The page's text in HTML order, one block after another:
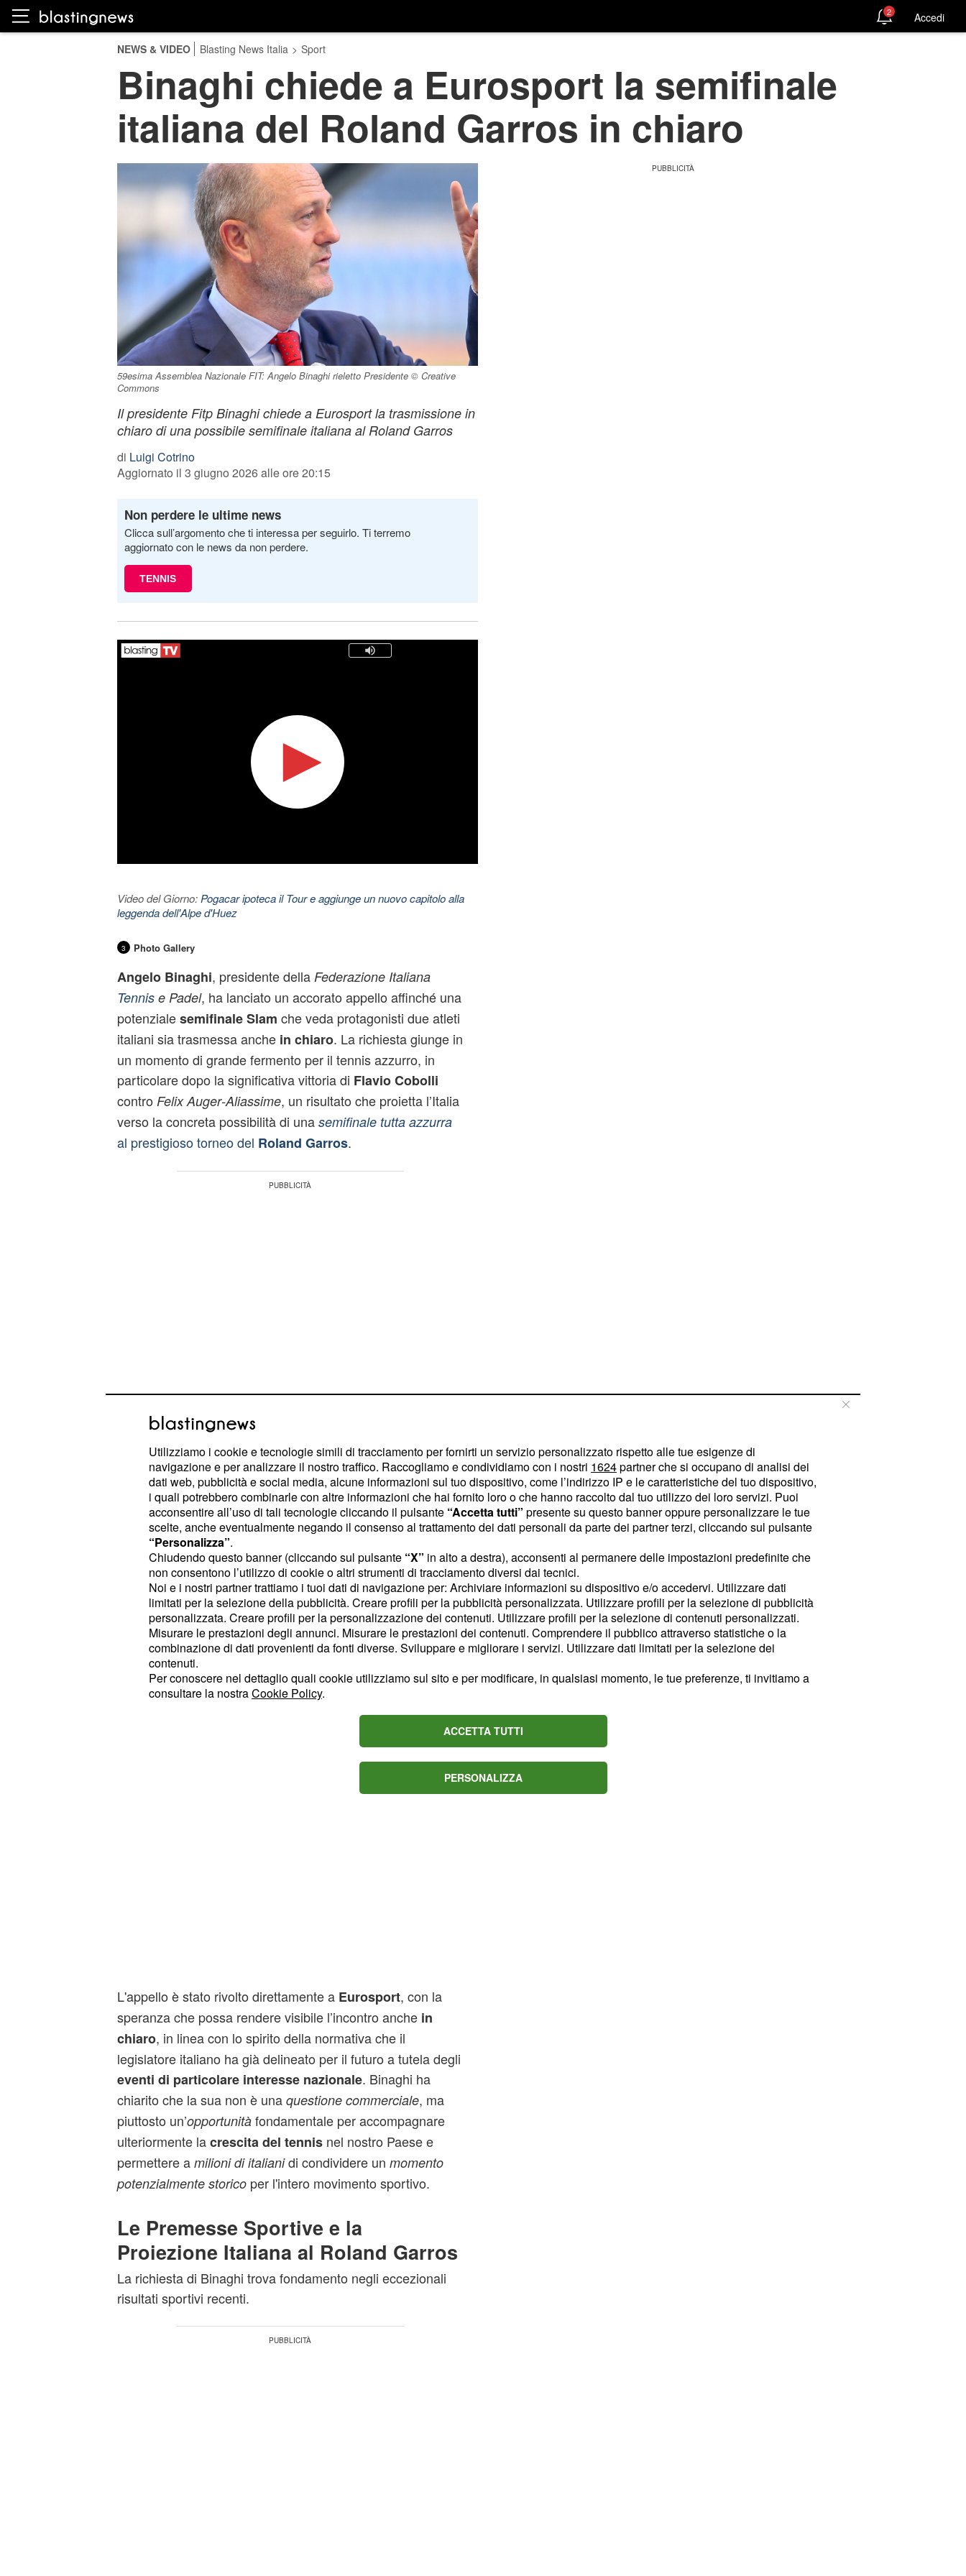
2 Accedi
NEWS & VIDEO Blasting News Italia > Sport
Binaghi chiede a Eurosport la semifinale
italiana del Roland Garros in chiaro
59esima Assemblea Nazionale FIT: Angelo Binaghi rieletto Presidente © Creative
Commons
Il presidente Fitp Binaghi chiede a Eurosport la trasmissione in
chiaro di una possibile semifinale italiana al Roland Garros
di Luigi Cotrino
Aggiornato il 3 giugno 2026 alle ore 20:15
Non perdere le ultime news
Clicca sull’argomento che ti interessa per seguirlo. Ti terremo
aggiornato con le news da non perdere.
TENNIS
Video del Giorno: Pogacar ipoteca il Tour e aggiunge un nuovo capitolo alla
leggenda dell'Alpe d'Huez
3 Photo Gallery
Angelo Binaghi, presidente della Federazione Italiana
Tennise Padel, ha lanciato un accorato appello affinché una
potenzialesemifinale Slam che veda protagonisti due atleti
italiani sia trasmessa anche in chiaro. La richiesta giunge in
un momento di grande fermento per il tennis azzurro, in
particolare dopo la significativa vittoria di Flavio Cobolli
contro Felix Auger‑Aliassime, un risultato che proietta l’Italia
verso la concreta possibilità di una semifinale tutta azzurra
al prestigioso torneo del Roland Garros.
Il Contesto dell'Appello per la
Trasmissione in Chiaro
Binaghi ha evidenziato come iltennis italianostia
attraversando ilmomento più importante della sua storia,
affermandosi come un vero e propriopatrimonio sportivo
nazionale. Questo successo è in grado di coinvolgere
milioni di persone, estendendo l'interesse ben oltre il
tradizionale pubblico degli abbonati. Il presidente della FITP
ha inoltre sottolineato il ruolo esemplare deigiovani
tennistiimpegnati a Parigi, definendoli unmodello
educativoper molte nuove generazioni. Essi si distinguono
serietà,spirito di sacrificio
cultura del lavoro e la capacità di trasmettere
L'appello è stato rivolto direttamente a Eurosport, con la
speranza che possa rendere visibile l’incontro anche in
chiaro, in linea con lo spirito della normativa che il
legislatore italiano ha già delineato per il futuro a tutela degli
eventi di particolare interesse nazionale. Binaghi ha
chiarito che la sua non è una questione commerciale, ma
piuttosto un’opportunitàfondamentale per accompagnare
ulteriormente lacrescita del tennisnel nostro Paese e
permettere a milioni di italianidi condividere un momento
potenzialmente storicoper l'intero movimento sportivo.
Le Premesse Sportive e la
Proiezione Italiana al Roland Garros
La richiesta di Binaghi trova fondamento negli eccezionali
risultati sportivi recenti.
Utilizziamo i cookie e tecnologie simili di tracciamento per fornirti un servizio personalizzato rispetto alle tue esigenze di
navigazione e per analizzare il nostro traffico. Raccogliamo e condividiamo con i nostri 1624partner che si occupano di analisi dei
dati web, pubblicità e social media, alcune informazioni sul tuo dispositivo, come l’indirizzo IP e le caratteristiche del tuo dispositivo,
i quali potrebbero combinarle con altre informazioni che hai fornito loro o che hanno raccolto dal tuo utilizzo dei loro servizi. Puoi
acconsentire all’uso di tali tecnologie cliccando il pulsante “Accetta tutti” presente su questo banner oppure personalizzare le tue
scelte, anche eventualmente negando il consenso al trattamento dei dati personali da parte dei partner terzi, cliccando sul pulsante
“Personalizza”.
Chiudendo questo banner (cliccando sul pulsante “X” in alto a destra), acconsenti al permanere delle impostazioni predefinite che
non consentono l’utilizzo di cookie o altri strumenti di tracciamento diversi dai tecnici.
Noi e i nostri partner trattiamo i tuoi dati di navigazione per: Archiviare informazioni su dispositivo e/o accedervi. Utilizzare dati
limitati per la selezione della pubblicità. Creare profili per la pubblicità personalizzata. Utilizzare profili per la selezione di pubblicità
personalizzata. Creare profili per la personalizzazione dei contenuti. Utilizzare profili per la selezione di contenuti personalizzati.
Misurare le prestazioni degli annunci. Misurare le prestazioni dei contenuti. Comprendere il pubblico attraverso statistiche o la
combinazione di dati provenienti da fonti diverse. Sviluppare e migliorare i servizi. Utilizzare dati limitati per la selezione dei
contenuti.
Per conoscere nel dettaglio quali cookie utilizziamo sul sito e per modificare, in qualsiasi momento, le tue preferenze, ti invitiamo a
consultare la nostraCookie Policy.
ACCETTA TUTTI
PERSONALIZZA